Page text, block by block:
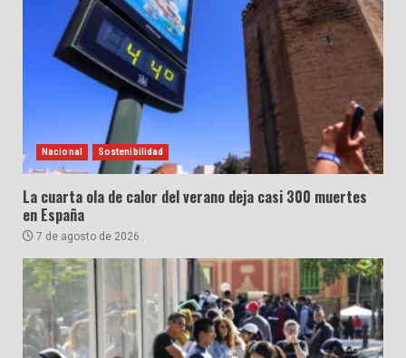
Nacional Sostenibilidad
La cuarta ola de calor del verano deja casi 300 muertes
en España
7 de agosto de 2026